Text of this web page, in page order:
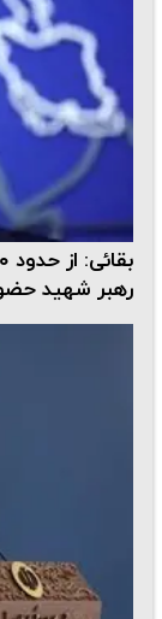
رهبر شهید